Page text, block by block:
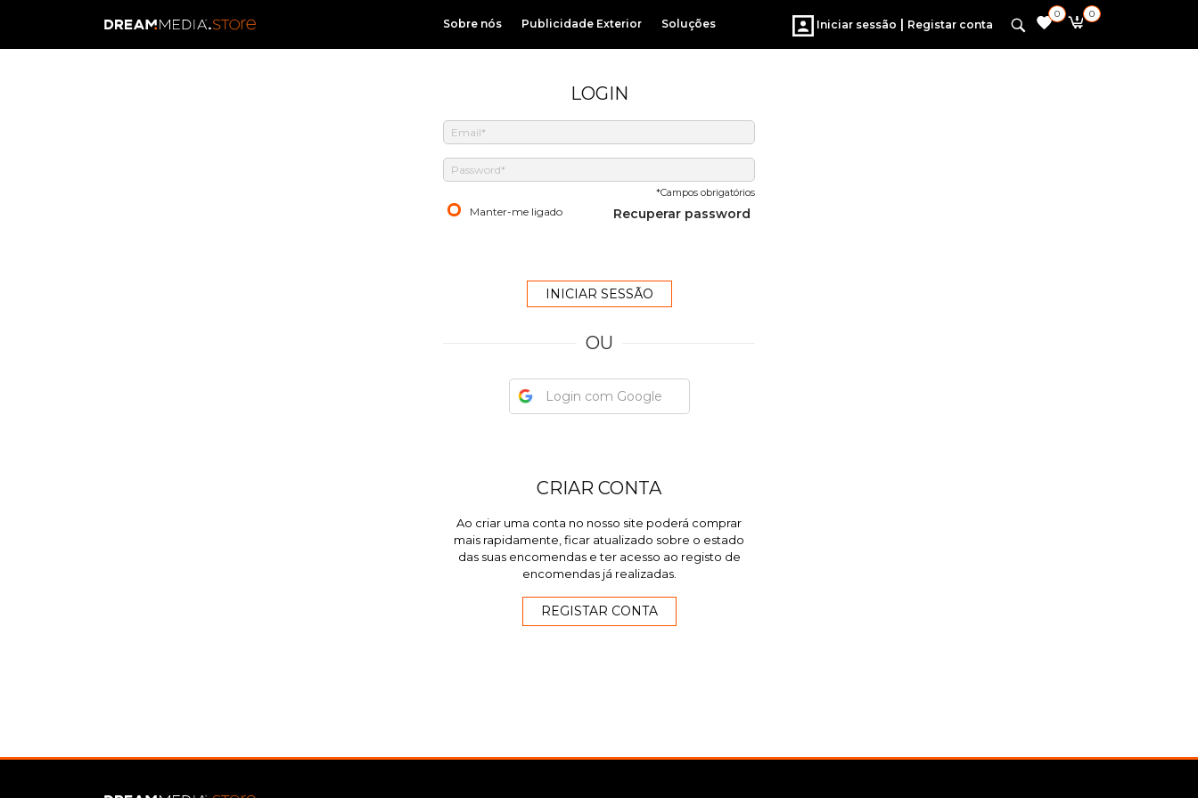
Sobre nós Publicidade Exterior Soluções Iniciar sessão | Registar conta
0 0
LOGIN
*Campos obrigatórios
Manter-me ligado Recuperar password
OU
Login com Google
CRIAR CONTA
Ao criar uma conta no nosso site poderá comprar
mais rapidamente, ficar atualizado sobre o estado
das suas encomendas e ter acesso ao registo de
encomendas já realizadas.